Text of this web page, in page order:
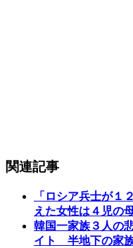
関連記事
「ロシア兵士が１
えた女性は４児の
韓国一家族３人の
イト 半地下の家族